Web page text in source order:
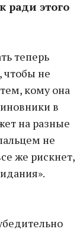
ради этого
теперь
чтобы не
тем, кому она
в
на разные
не
же рискнет,